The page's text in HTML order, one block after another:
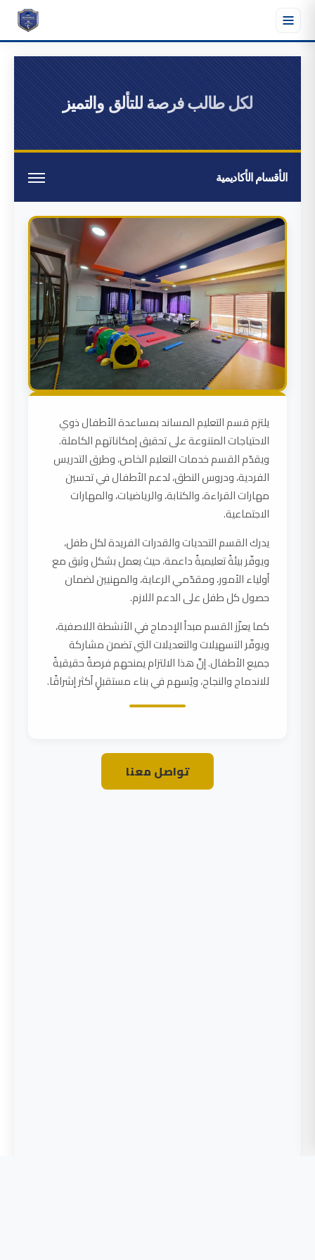
لكل طالب فرصة للتألق والتميز
الأقسام الأكاديمية
رياض الأطفال
البرنامج الدولي
البرنامج الوطني
قسم الدعم الأكاديمي
يلتزم قسم التعليم المساند بمساعدة الأطفال ذوي
الاحتياجات المتنوعة على تحقيق إمكاناتهم الكاملة.
ويقدّم القسم خدمات التعليم الخاص، وطرق التدريس
الفردية، ودروس النطق، لدعم الأطفال في تحسين
مهارات القراءة، والكتابة، والرياضيات، والمهارات
الاجتماعية.
يدرك القسم التحديات والقدرات الفريدة لكل طفل،
ويوفّر بيئةً تعليميةً داعمة، حيث يعمل بشكل وثيق مع
أولياء الأمور، ومقدّمي الرعاية، والمهنيين لضمان
حصول كل طفل على الدعم اللازم.
كما يعزّز القسم مبدأ الإدماج في الأنشطة اللاصفية،
ويوفّر التسهيلات والتعديلات التي تضمن مشاركة
جميع الأطفال. إنَّ هذا الالتزام يمنحهم فرصةً حقيقيةً
للاندماج والنجاح، ويُسهم في بناء مستقبلٍ أكثر إشراقًا.
تواصل معنا